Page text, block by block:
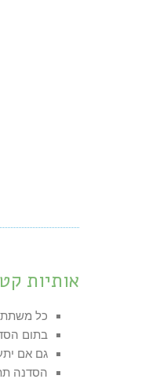
אותיות
כל
בתום
גם אם
הסדנה